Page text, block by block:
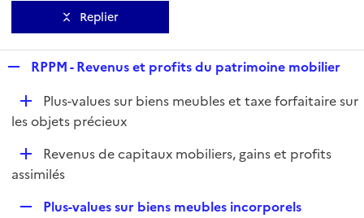
Replier
p
l
i
e
r
RPPM - Revenus et profits du patrimoine mobilier
D
é
i
Plus-values sur biens meubles et taxe forfaitaire sur
les objets précieux
D
é
Revenus de capitaux mobiliers, gains et profits
assimilés
Plus-values sur biens meubles incorporels